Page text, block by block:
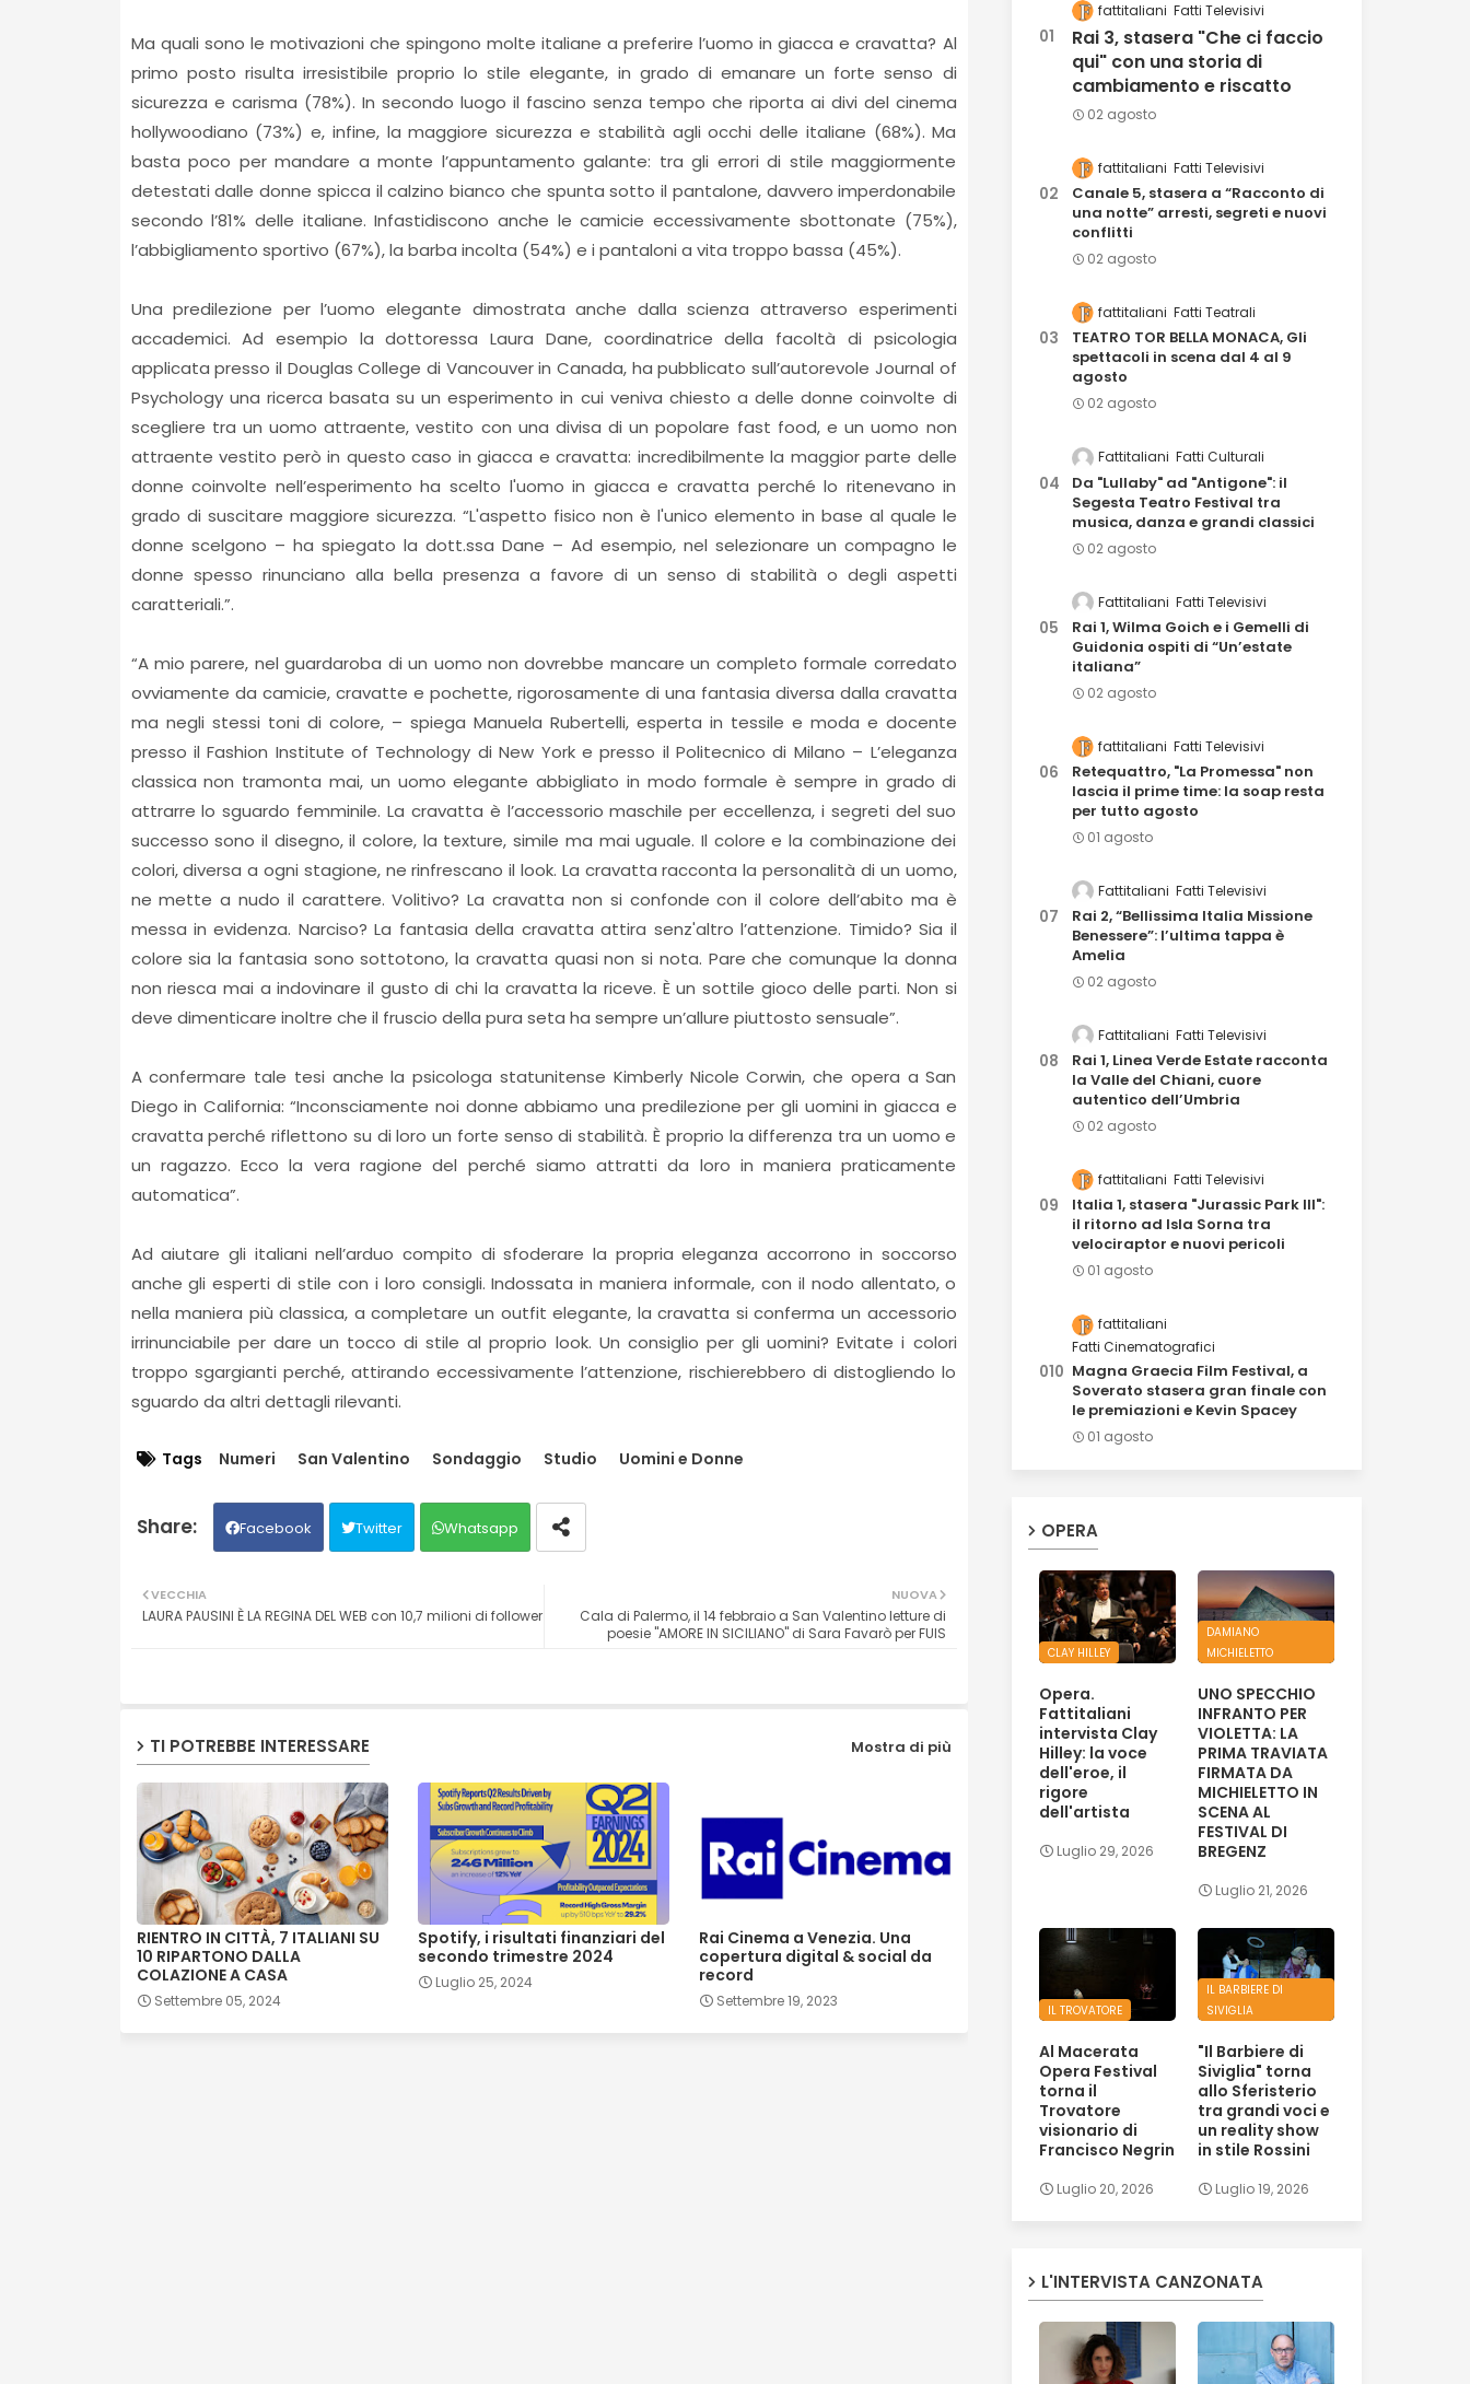
Ma quali sono le motivazioni che spingono molte italiane a preferire l’uomo in giacca e cravatta? Al
primo posto risulta irresistibile proprio lo stile elegante, in grado di emanare un forte senso di
sicurezza e carisma (78%). In secondo luogo il fascino senza tempo che riporta ai divi del cinema
hollywoodiano (73%) e, infine, la maggiore sicurezza e stabilità agli occhi delle italiane (68%). Ma
basta poco per mandare a monte l’appuntamento galante: tra gli errori di stile maggiormente
detestati dalle donne spicca il calzino bianco che spunta sotto il pantalone, davvero imperdonabile
secondo l’81% delle italiane. Infastidiscono anche le camicie eccessivamente sbottonate (75%),
l’abbigliamento sportivo (67%), la barba incolta (54%) e i pantaloni a vita troppo bassa (45%).
Una predilezione per l’uomo elegante dimostrata anche dalla scienza attraverso esperimenti
accademici. Ad esempio la dottoressa Laura Dane, coordinatrice della facoltà di psicologia
applicata presso il Douglas College di Vancouver in Canada, ha pubblicato sull’autorevole Journal of
Psychology una ricerca basata su un esperimento in cui veniva chiesto a delle donne coinvolte di
scegliere tra un uomo attraente, vestito con una divisa di un popolare fast food, e un uomo non
attraente vestito però in questo caso in giacca e cravatta: incredibilmente la maggior parte delle
donne coinvolte nell’esperimento ha scelto l'uomo in giacca e cravatta perché lo ritenevano in
grado di suscitare maggiore sicurezza. “L'aspetto fisico non è l'unico elemento in base al quale le
donne scelgono – ha spiegato la dott.ssa Dane – Ad esempio, nel selezionare un compagno le
donne spesso rinunciano alla bella presenza a favore di un senso di stabilità o degli aspetti
caratteriali.”.
“A mio parere, nel guardaroba di un uomo non dovrebbe mancare un completo formale corredato
ovviamente da camicie, cravatte e pochette, rigorosamente di una fantasia diversa dalla cravatta
ma negli stessi toni di colore, – spiega Manuela Rubertelli, esperta in tessile e moda e docente
presso il Fashion Institute of Technology di New York e presso il Politecnico di Milano – L’eleganza
classica non tramonta mai, un uomo elegante abbigliato in modo formale è sempre in grado di
attrarre lo sguardo femminile. La cravatta è l’accessorio maschile per eccellenza, i segreti del suo
successo sono il disegno, il colore, la texture, simile ma mai uguale. Il colore e la combinazione dei
colori, diversa a ogni stagione, ne rinfrescano il look. La cravatta racconta la personalità di un uomo,
ne mette a nudo il carattere. Volitivo? La cravatta non si confonde con il colore dell’abito ma è
messa in evidenza. Narciso? La fantasia della cravatta attira senz'altro l’attenzione. Timido? Sia il
colore sia la fantasia sono sottotono, la cravatta quasi non si nota. Pare che comunque la donna
non riesca mai a indovinare il gusto di chi la cravatta la riceve. È un sottile gioco delle parti. Non si
deve dimenticare inoltre che il fruscio della pura seta ha sempre un’allure piuttosto sensuale”.
A confermare tale tesi anche la psicologa statunitense Kimberly Nicole Corwin, che opera a San
Diego in California: “Inconsciamente noi donne abbiamo una predilezione per gli uomini in giacca e
cravatta perché riflettono su di loro un forte senso di stabilità. È proprio la differenza tra un uomo e
un ragazzo. Ecco la vera ragione del perché siamo attratti da loro in maniera praticamente
automatica”.
Ad aiutare gli italiani nell’arduo compito di sfoderare la propria eleganza accorrono in soccorso
anche gli esperti di stile con i loro consigli. Indossata in maniera informale, con il nodo allentato, o
nella maniera più classica, a completare un outfit elegante, la cravatta si conferma un accessorio
irrinunciabile per dare un tocco di stile al proprio look. Un consiglio per gli uomini? Evitate i colori
troppo sgargianti perché, attirando eccessivamente l’attenzione, rischierebbero di distogliendo lo
sguardo da altri dettagli rilevanti.
Tags Numeri San Valentino Sondaggio Studio Uomini e Donne
Facebook Twitter Whatsapp
NUOVA
Cala di Palermo, il 14 febbraio a San Valentino letture di
poesie "AMORE IN SICILIANO" di Sara Favarò per FUIS
VECCHIA
LAURA PAUSINI È LA REGINA DEL WEB con 10,7 milioni di follower
TI POTREBBE INTERESSARE Mostra di più
RIENTRO IN CITTÀ, 7 ITALIANI SU
10 RIPARTONO DALLA
COLAZIONE A CASA
Settembre 05, 2024
Spotify, i risultati finanziari del
secondo trimestre 2024
Luglio 25, 2024
Rai Cinema a Venezia. Una
copertura digital & social da
record
Settembre 19, 2023
fattitaliani Fatti Televisivi
Rai 3, stasera "Che ci faccio
qui" con una storia di
cambiamento e riscatto
02 agosto
fattitaliani Fatti Televisivi
Canale 5, stasera a “Racconto di
una notte” arresti, segreti e nuovi
conflitti
02 agosto
fattitaliani Fatti Teatrali
TEATRO TOR BELLA MONACA, Gli
spettacoli in scena dal 4 al 9
agosto
02 agosto
Fattitaliani Fatti Culturali
Da "Lullaby" ad "Antigone": il
Segesta Teatro Festival tra
musica, danza e grandi classici
02 agosto
Fattitaliani Fatti Televisivi
Rai 1, Wilma Goich e i Gemelli di
Guidonia ospiti di “Un’estate
italiana”
02 agosto
fattitaliani Fatti Televisivi
Retequattro, "La Promessa" non
lascia il prime time: la soap resta
per tutto agosto
01 agosto
Fattitaliani Fatti Televisivi
Rai 2, “Bellissima Italia Missione
Benessere”: l’ultima tappa è
Amelia
02 agosto
Fattitaliani Fatti Televisivi
Rai 1, Linea Verde Estate racconta
la Valle del Chiani, cuore
autentico dell’Umbria
02 agosto
fattitaliani Fatti Televisivi
Italia 1, stasera "Jurassic Park III":
il ritorno ad Isla Sorna tra
velociraptor e nuovi pericoli
01 agosto
fattitaliani
Fatti Cinematografici
Magna Graecia Film Festival, a
Soverato stasera gran finale con
le premiazioni e Kevin Spacey
01 agosto
OPERA
CLAY HILLEY
Opera.
Fattitaliani
intervista Clay
Hilley: la voce
dell'eroe, il
rigore
dell'artista
Luglio 29, 2026
DAMIANO
MICHIELETTO
UNO SPECCHIO
INFRANTO PER
VIOLETTA: LA
PRIMA TRAVIATA
FIRMATA DA
MICHIELETTO IN
SCENA AL
FESTIVAL DI
BREGENZ
Luglio 21, 2026
IL TROVATORE
Al Macerata
Opera Festival
torna il
Trovatore
visionario di
Francisco Negrin
Luglio 20, 2026
IL BARBIERE DI
SIVIGLIA
"Il Barbiere di
Siviglia" torna
allo Sferisterio
tra grandi voci e
un reality show
in stile Rossini
Luglio 19, 2026
L'INTERVISTA CANZONATA